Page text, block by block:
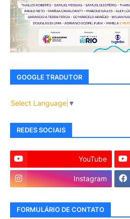
GOOGLE TRADUTOR
Select Language ▼
REDES SOCIAIS
YouTube
Instagram
FORMULÁRIO DE CONTATO